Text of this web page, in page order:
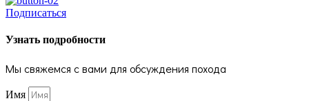
Подписаться
Узнать подробности
Мы свяжемся с вами для обсуждения похода
Имя